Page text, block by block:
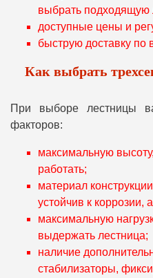
выбрать подходящую
доступные цены и
быструю доставку по
Как выбрать
При выборе лестницы
факторов:
максимальную
работать;
материал
устойчив к коррозии,
максимальную
выдержать лестница;
наличие
стабилизаторы,